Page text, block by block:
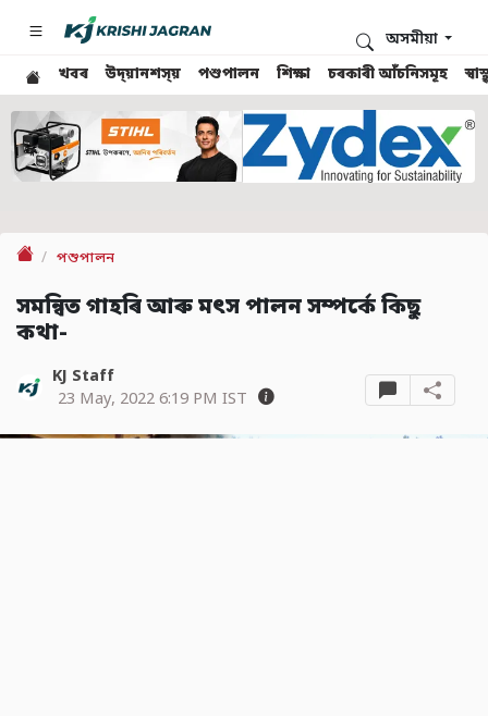
খবৰ উদ্য়ানশস্য় পশুপালন শিক্ষা চৰকাৰী আঁচনিসমূহ
অসমীয়া
পশুপালন
সমন্বিত গাহৰি আৰু মৎস পালন সম্পৰ্কে কিছু
কথা-
KJ Staff
23 May, 2022 6:19 PM IST